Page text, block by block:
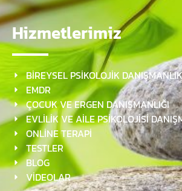
Hizmetlerimiz
BİREYSEL PSİKOLOJİK DANIŞMANLIK
EMDR
ÇOCUK VE ERGEN DANIŞMANLIĞI
EVLİLİK VE AİLE PSİKOLOJİSİ
ONLİNE TERAPİ
TESTLER
BLOG
VİDEOLAR